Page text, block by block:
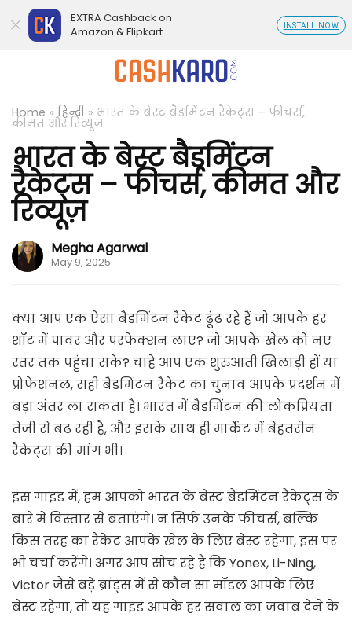
Home »हिन्दी » भारत के बेस्ट बैडमिंटन रैकेट्स – फीचर्स,
कीमत और रिव्यूज़
भारत के बेस्ट बैडमिंटन
रैकेट्स – फीचर्स, कीमत और
रिव्यूज़
Megha Agarwal
May 9, 2025
क्या आप एक ऐसा बैडमिंटन रैकेट ढूंढ रहे हैं जो आपके हर
शॉट में पावर और परफेक्शन लाए? जो आपके खेल को नए
स्तर तक पहुंचा सके? चाहे आप एक शुरुआती खिलाड़ी हों या
प्रोफेशनल, सही बैडमिंटन रैकेट का चुनाव आपके प्रदर्शन में
बड़ा अंतर ला सकता है। भारत में बैडमिंटन की लोकप्रियता
तेजी से बढ़ रही है, और इसके साथ ही मार्केट में बेहतरीन
रैकेट्स की मांग भी।
इस गाइड में, हम आपको भारत के बेस्ट बैडमिंटन रैकेट्स के
बारे में विस्तार से बताएंगे। न सिर्फ उनके फीचर्स, बल्कि
किस तरह का रैकेट आपके खेल के लिए बेस्ट रहेगा, इस पर
भी चर्चा करेंगे। अगर आप सोच रहे हैं कि Yonex, Li-Ning,
Victor जैसे बड़े ब्रांड्स में से कौन सा मॉडल आपके लिए
बेस्ट रहेगा, तो यह गाइड आपके हर सवाल का जवाब देने के
EXTRA Cashback on
Amazon & Flipkart
INSTALL NOW